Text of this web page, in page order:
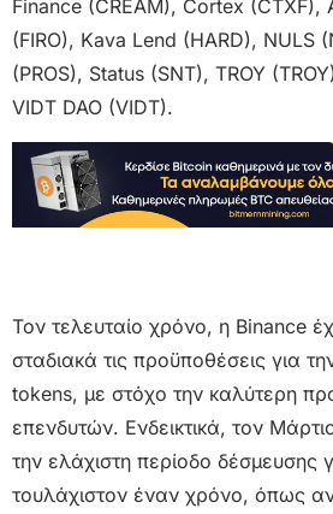
Finance (CREAM), Cortex (CTXF),
(FIRO), Kava Lend (HARD), NULS
(PROS), Status (SNT), TROY
VIDT DAO (VIDT).
Τον τελευταίο χρόνο, η Binance
σταδιακά τις προϋποθέσεις για
tokens, με στόχο την καλύτερη
επενδυτών. Ενδεικτικά, τον
την ελάχιστη περίοδο δέσμευσης
τουλάχιστον έναν χρόνο, όπως